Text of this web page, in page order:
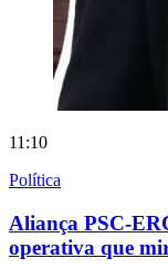
11:10
Política
Aliança PSC-
operativa que